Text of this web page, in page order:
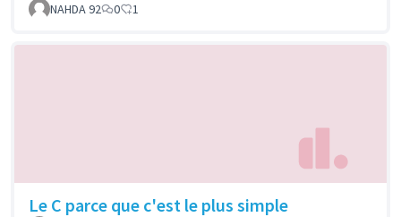
NAHDA 92 0 1
Le C parce que c'est le plus simple